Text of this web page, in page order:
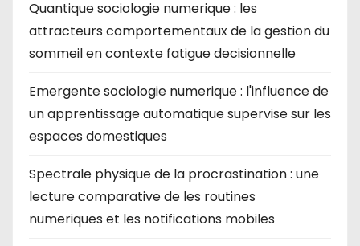
Quantique sociologie numerique : les
attracteurs comportementaux de la gestion du
sommeil en contexte fatigue decisionnelle
Emergente sociologie numerique : l'influence de
un apprentissage automatique supervise sur les
espaces domestiques
Spectrale physique de la procrastination : une
lecture comparative de les routines
numeriques et les notifications mobiles